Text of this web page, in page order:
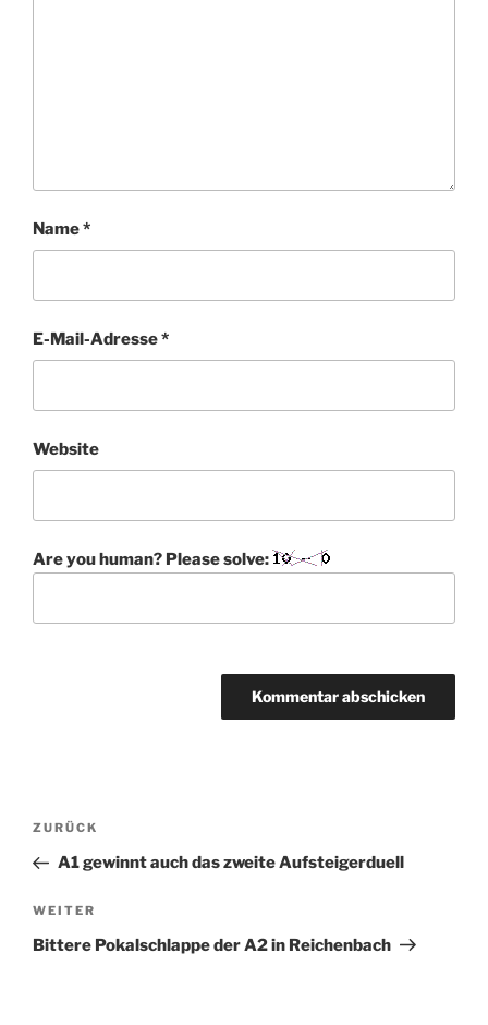
Name*
E-Mail-Adresse*
Website
Are you human? Please solve:
e
r
a
t
Beitragsnavigation
Vorheriger
Beitrag
ZURÜCK
A1 gewinnt auch das zweite Aufsteigerduell
Nächster
Beitrag
WEITER
Bittere Pokalschlappe der A2 in Reichenbach